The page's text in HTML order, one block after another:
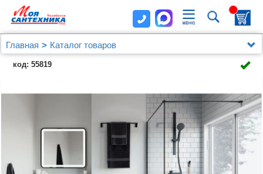
Главная
Каталог товаров
Душевые уголки, ограждения, поддоны
IDDIS
Душевая перегородка IDDIS Slide SLI8BS8i23 Walk
код: 55819